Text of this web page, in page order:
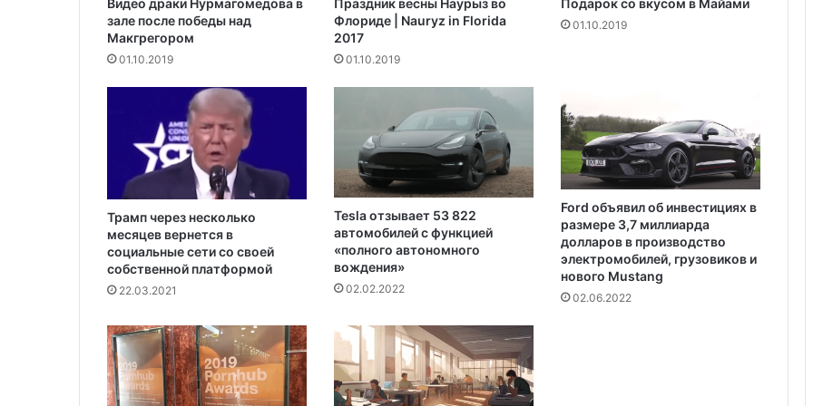
проводили долгие выходные, теперь
доступен для сдачи в аренду для
отдыха
и
я
р
и
с
т
о
в
с
е
г
о
м
зале после победы над
Макгрегором‍
01.10.2019
Флориде | Nauryz in Florida
2017
01.10.2019
01.10.2019
Трамп через несколько
месяцев вернется в
социальные сети со своей
собственной платформой
22.03.2021
Tesla отзывает 53 822
автомобилей с функцией
«полного автономного
вождения»
02.02.2022
Ford объявил об инвестициях в
размере 3,7 миллиарда
долларов в производство
электромобилей, грузовиков и
нового Mustang
02.06.2022